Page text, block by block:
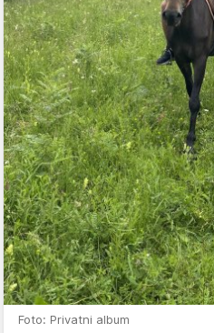
Foto: Privatni album